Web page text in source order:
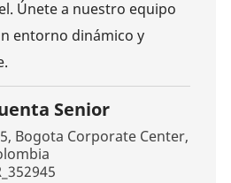
Únete a nuestro equipo
entorno dinámico y
Senior
Bogota Corporate Center,
de trabajo